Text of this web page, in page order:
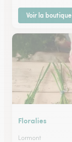
Voir la boutique
Floralies
Lormont